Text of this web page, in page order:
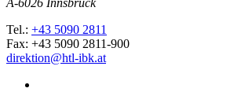
A-6026 Innsbruck
Tel.: +43 5090 2811
Fax: +43 5090 2811-900
direktion@htl-ibk.at